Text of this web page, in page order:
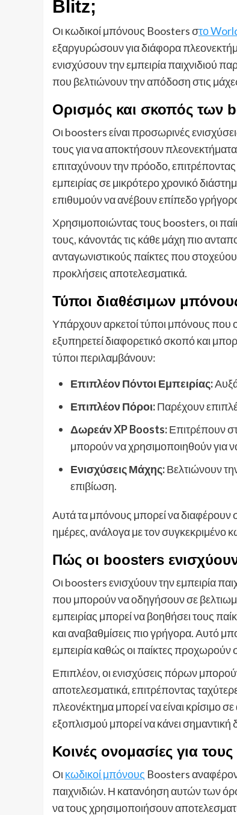
Blitz;
Οι κωδικοί μπόνους Boosters στο
εξαργυρώσουν για διάφορα
ενισχύσουν την εμπειρία παιχνιδιού
που βελτιώνουν την απόδοση στις
Ορισμός και σκοπός των
Οι boosters είναι προσωρινές
τους για να αποκτήσουν πλεονεκτήματα
επιταχύνουν την πρόοδο,
εμπειρίας σε μικρότερο χρονικό
επιθυμούν να ανέβουν επίπεδο
Χρησιμοποιώντας τους boosters, οι
τους, κάνοντάς τις κάθε μάχη πιο
ανταγωνιστικούς παίκτες που
προκλήσεις αποτελεσματικά.
Τύποι διαθέσιμων
Υπάρχουν αρκετοί τύποι μπόνους
εξυπηρετεί διαφορετικό σκοπό και
τύποι περιλαμβάνουν:
Επιπλέον Πόντοι Εμπειρίας:
Επιπλέον Πόροι:Παρέχουν
Δωρεάν XP Boosts:Επιτρέπουν
μπορούν να χρησιμοποιηθούν για
Ενισχύσεις Μάχης:Βελτιώνουν
επιβίωση.
Αυτά τα μπόνους μπορεί να διαφέρουν
ημέρες, ανάλογα με τον συγκεκριμένο
Πώς οι boosters
Οι boosters ενισχύουν την εμπειρία
που μπορούν να οδηγήσουν σε
εμπειρίας μπορεί να βοηθήσει τους
και αναβαθμίσεις πιο γρήγορα. Αυτό
εμπειρία καθώς οι παίκτες προχωρούν
Επιπλέον, οι ενισχύσεις πόρων
αποτελεσματικά, επιτρέποντας
πλεονέκτημα μπορεί να είναι κρίσιμο
εξοπλισμού μπορεί να κάνει σημαντική
Κοινές ονομασίες για
Οι κωδικοί μπόνους Boosters
παιχνιδιών. Η κατανόηση αυτών των
να τους χρησιμοποιήσουν